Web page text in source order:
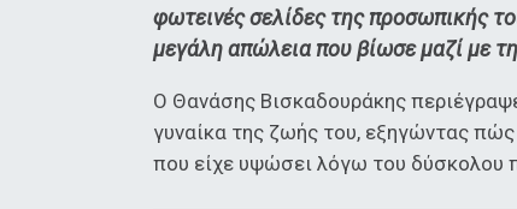
φωτεινές σελίδες της προσωπικής
μεγάλη απώλεια που βίωσε μαζί με τη
Ο Θανάσης Βισκαδουράκης
γυναίκα της ζωής του, εξηγώντας
που είχε υψώσει λόγω του δύσκολου